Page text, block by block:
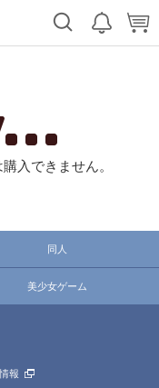
入できません。
同人
美少女ゲーム
報